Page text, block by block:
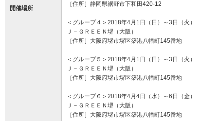
開催場所
［住所］静岡県裾野市下和田420-12
＜グループ４＞2018年4月1日（日）～3日（火）
Ｊ－ＧＲＥＥＮ堺（大阪）
［住所］大阪府堺市堺区築港八幡町145番地
＜グループ５＞2018年4月1日（日）～3日（火）
Ｊ－ＧＲＥＥＮ堺（大阪）
［住所］大阪府堺市堺区築港八幡町145番地
＜グループ６＞2018年4月4日（水）～6日（金）
Ｊ－ＧＲＥＥＮ堺（大阪）
［住所］大阪府堺市堺区築港八幡町145番地